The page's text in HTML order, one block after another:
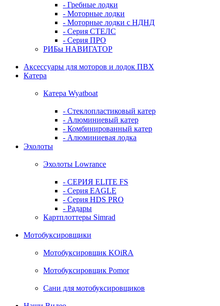
- Гребные лодки
- Моторные лодки
- Моторные лодки с НДНД
- Серия СТЕЛС
- Серия ПРО
РИБы НАВИГАТОР
Аксессуары для моторов и лодок ПВХ
Катера
Катера Wyatboat
- Cтеклопластиковый катер
- Алюминиевый катер
- Комбинированный катер
- Алюминиевая лодка
Эхолоты
Эхолоты Lowrance
- СЕРИЯ ELITE FS
- Серия EAGLE
- Серия HDS PRO
- Радары
Картплоттеры Simrad
Мотобуксировщики
Мотобуксировщик KOiRA
Мотобуксировщик Pomor
Сани для мотобуксировщиков